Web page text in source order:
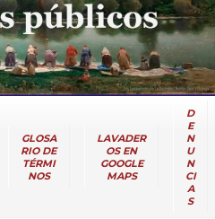
GLOSA
RIO DE
TÉRMI
NOS
LAVADER
OS EN
GOOGLE
MAPS
D
E
N
U
N
CI
A
S